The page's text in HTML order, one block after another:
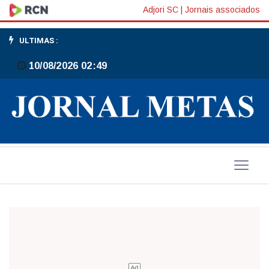
Posse
Núcleo
Adjori SC Jornais associados
ULTIMAS :
10/08/2026 02:49